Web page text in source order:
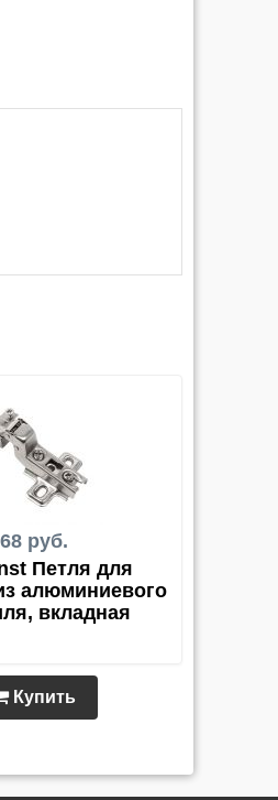
68 руб.
Петля для
алюминиевого
вкладная
Купить